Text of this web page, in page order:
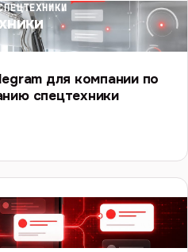
для компании по
спецтехники